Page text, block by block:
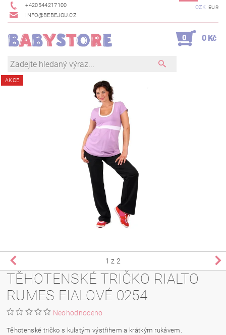
+420544217100
INFO@BEBEJOU.CZ
CZK EUR
0 0 Kč
AKCE
1 z 2
TĚHOTENSKÉ TRIČKO RIALTO
RUMES FIALOVÉ 0254
Neohodnoceno
Těhotenské tričko s kulatým výstřihem a krátkým rukávem.